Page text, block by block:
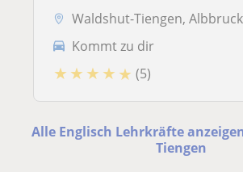
Waldshut-Tiengen, Albbruck, Dogern, Küssaberg,
Kommt zu dir
★ ★ ★ ★ ★ (5)
Alle Englisch Lehrkräfte
Tiengen